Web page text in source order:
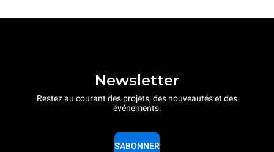
Newsletter
Restez au courant des projets, des nouveautés et des
événements.
S'ABONNER